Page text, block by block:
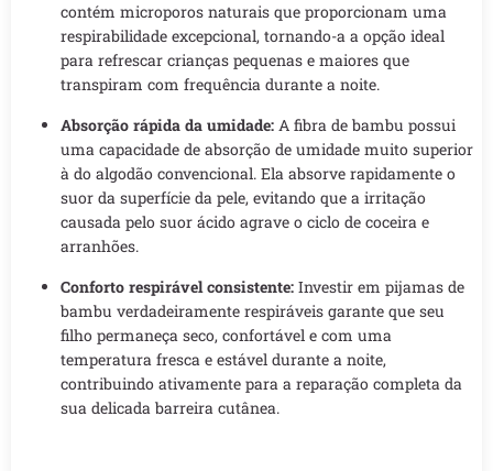
contém microporos naturais que proporcionam uma
respirabilidade excepcional, tornando-a a opção ideal
para refrescar crianças pequenas e maiores que
transpiram com frequência durante a noite.
Absorção rápida da umidade: A fibra de bambu possui
uma capacidade de absorção de umidade muito superior
à do algodão convencional. Ela absorve rapidamente o
suor da superfície da pele, evitando que a irritação
causada pelo suor ácido agrave o ciclo de coceira e
arranhões.
Conforto respirável consistente: Investir em pijamas de
bambu verdadeiramente respiráveis garante que seu
filho permaneça seco, confortável e com uma
temperatura fresca e estável durante a noite,
contribuindo ativamente para a reparação completa da
sua delicada barreira cutânea.